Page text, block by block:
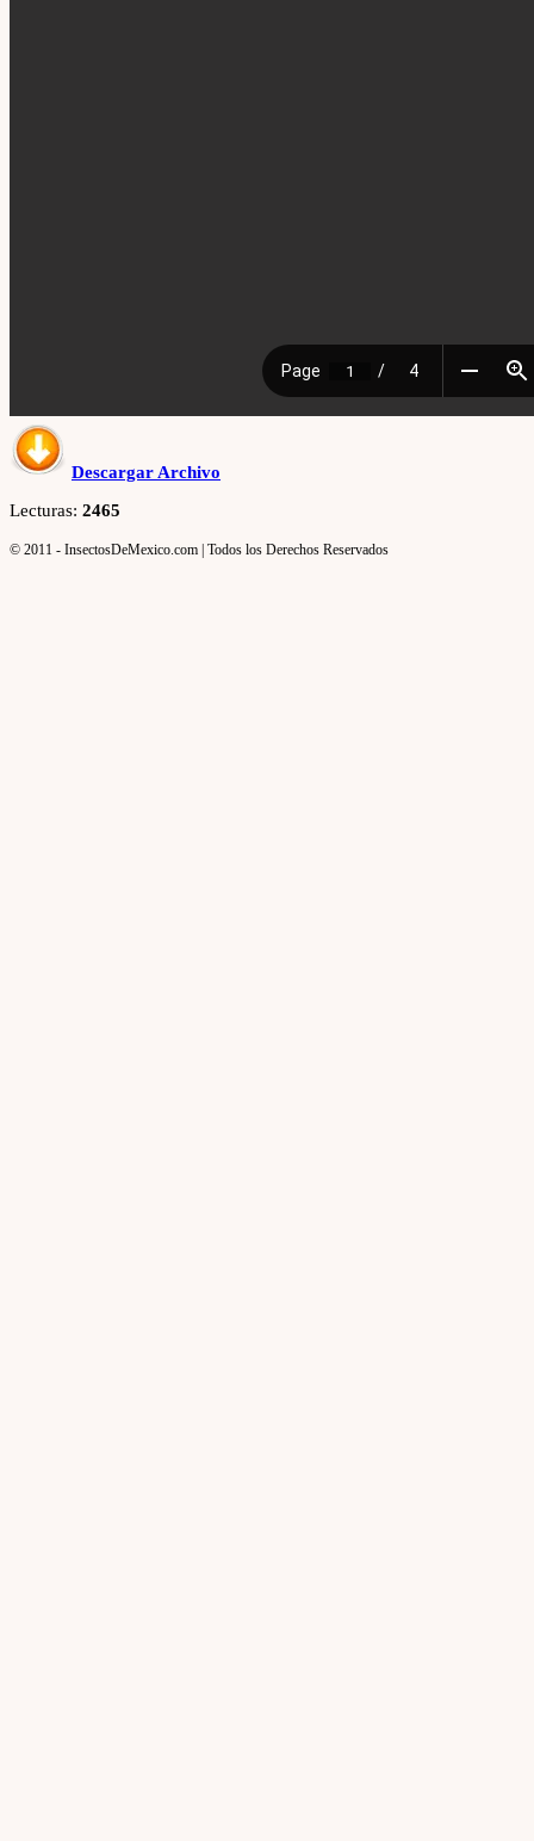
Descargar Archivo
Lecturas: 2465
© 2011 - InsectosDeMexico.com | Todos los Derechos Reservados